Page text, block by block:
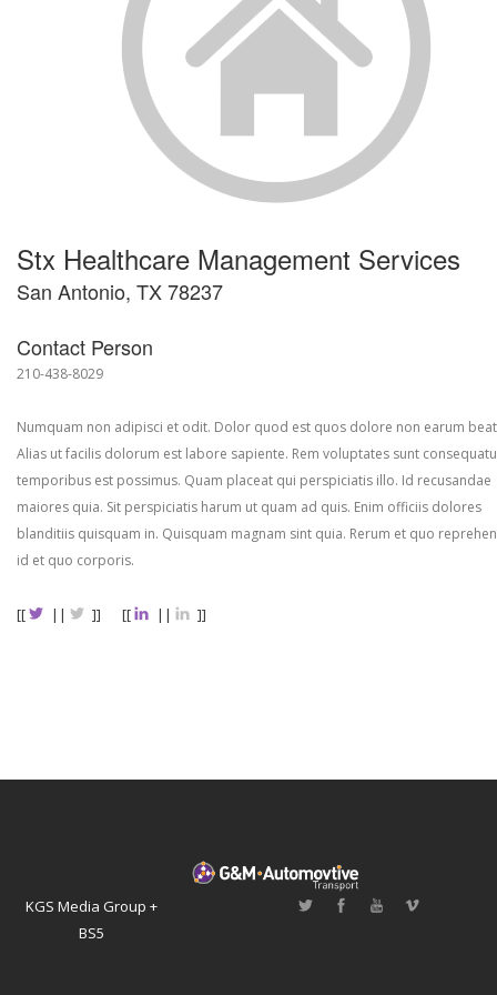
Stx Healthcare Management Services
San Antonio, TX 78237
Contact Person
210-438-8029
Numquam non adipisci et odit. Dolor quod est quos dolore non earum
Alias ut facilis dolorum est labore sapiente. Rem voluptates sunt
temporibus est possimus. Quam placeat qui perspiciatis illo. Id recusandae
maiores quia. Sit perspiciatis harum ut quam ad quis. Enim officiis dolores
blanditiis quisquam in. Quisquam magnam sint quia. Rerum et quo
id et quo corporis.
[[ || ]] [[ || ]]
KGS Media Group +
BS5